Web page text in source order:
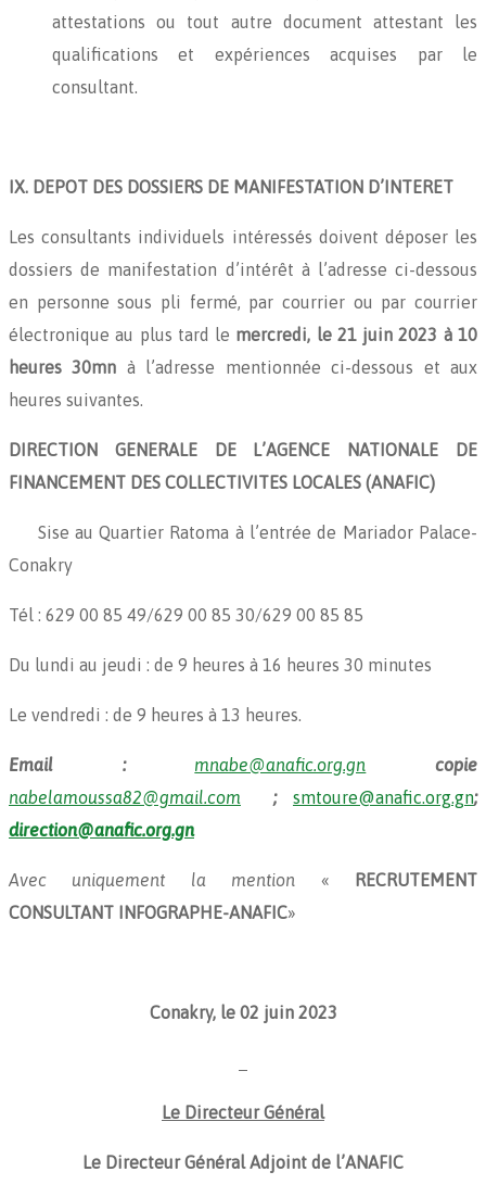
attestations ou tout autre document attestant les
qualifications et expériences acquises par le
consultant.
IX. DEPOT DES DOSSIERS DE MANIFESTATION D’INTERET
Les consultants individuels intéressés doivent déposer les
dossiers de manifestation d’intérêt à l’adresse ci-dessous
en personne sous pli fermé, par courrier ou par courrier
électronique au plus tard le mercredi, le 21 juin 2023 à 10
heures 30mn à l’adresse mentionnée ci-dessous et aux
heures suivantes.
DIRECTION GENERALE DE L’AGENCE NATIONALE DE
FINANCEMENT DES COLLECTIVITES LOCALES (ANAFIC)
Sise au Quartier Ratoma à l’entrée de Mariador Palace-
Conakry
Tél : 629 00 85 49/629 00 85 30/629 00 85 85
Du lundi au jeudi : de 9 heures à 16 heures 30 minutes
Le vendredi : de 9 heures à 13 heures.
Email : mnabe@anafic.org.gn copie
nabelamoussa82@gmail.com
; smtoure@anafic.org.gn;
direction@anafic.org.gn
Avec uniquement la mention « RECRUTEMENT
CONSULTANT INFOGRAPHE-ANAFIC»
Conakry, le 02 juin 2023
Le Directeur Général
Le Directeur Général Adjoint de l’ANAFIC